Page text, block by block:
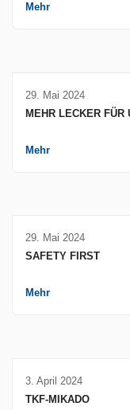
Mehr
29. Mai 2024
MEHR LECKER FÜR
Mehr
29. Mai 2024
SAFETY FIRST
Mehr
3. April 2024
TKF-MIKADO